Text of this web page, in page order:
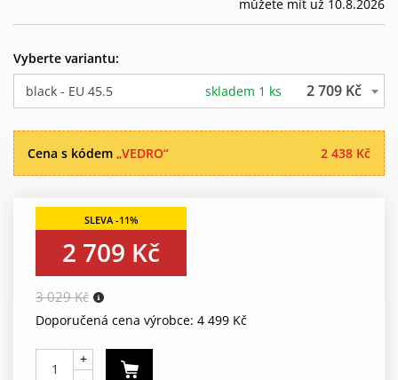
můžete mít už 10.8.2026
Vyberte variantu:
black - EU 45.5
skladem 1 ks 2 709 Kč
2 438 Kč
Cena s kódem „VEDRO“
2 709 Kč
3 029 Kč
Doporučená cena výrobce: 4 499 Kč
+